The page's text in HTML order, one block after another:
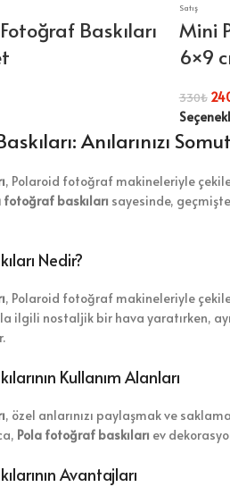
Baskıları
Satış
Mini
6×9
330₺
Anılarınızı
, Polaroid fotoğraf makineleriyle
fotoğraf baskıları sayesinde,
Nedir?
, Polaroid fotoğraf makineleriyle
ilgili nostaljik bir hava yaratırken,
Kullanım Alanları
, özel anlarınızı paylaşmak ve
Pola fotoğraf baskıları ev
Avantajları